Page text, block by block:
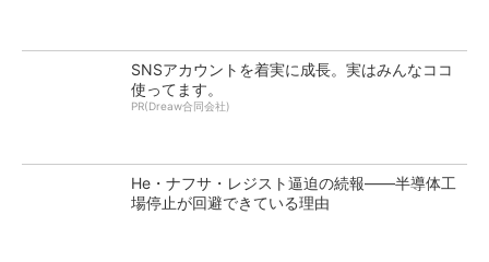
SNSアカウントを着実に成長。実はみんなココ
使ってます。
PR(Dreaw合同会社)
He・ナフサ・レジスト逼迫の続報――半導体工
場停止が回避できている理由